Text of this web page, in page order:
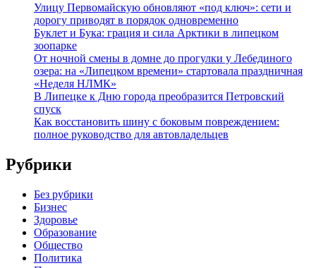
Улицу Первомайскую обновляют «под ключ»: сети и
дорогу приводят в порядок одновременно
Буклет и Бука: грация и сила Арктики в липецком
зоопарке
От ночной смены в домне до прогулки у Лебединого
озера: на «Липецком времени» стартовала праздничная
«Неделя НЛМК»
В Липецке к Дню города преобразится Петровский
спуск
Как восстановить шину с боковым повреждением:
полное руководство для автовладельцев
Рубрики
Без рубрики
Бизнес
Здоровье
Образование
Общество
Политика